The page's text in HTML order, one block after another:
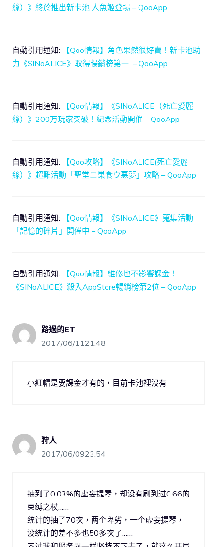
絲）》終於推出新卡池 人魚姬登場 – QooApp
自動引用通知:
【Qoo情報】角色果然很好賣！新卡池助
力《SINoALICE》取得暢銷榜第一 – QooApp
自動引用通知:
【Qoo情報】《SINoALICE（死亡愛麗
絲）》200万玩家突破！紀念活動開催 – QooApp
自動引用通知:
【Qoo攻略】《SINoALICE(死亡愛麗
絲）》超難活動「聖堂ニ巣食ウ悪夢」攻略 – QooApp
自動引用通知:
【Qoo情報】《SINoALICE》蒐集活動
「記憶的碎片」開催中 – QooApp
自動引用通知:
【Qoo情報】維修也不影響課金！
《SINoALICE》殺入AppStore暢銷榜第2位 – QooApp
路過的ET
2017/06/1121:48
小紅帽是要課金才有的，目前卡池裡沒有
狩人
2017/06/0923:54
抽到了0.03%的虚妄提琴，却没有刷到过0.66的
束缚之杖……
统计的抽了70次，两个卑劣，一个虚妄提琴，
没统计的差不多也50多次了……